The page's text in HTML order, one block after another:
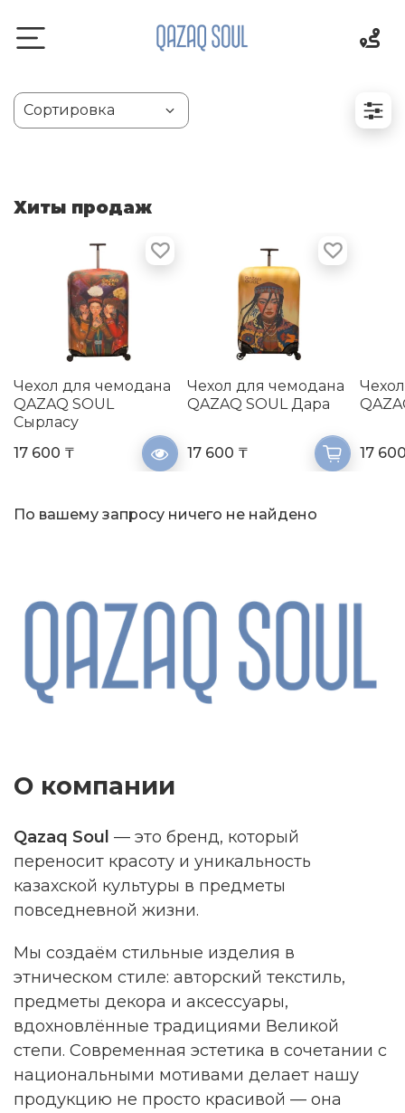
Хиты продаж
Чехол для чемодана
QAZAQ SOUL
Сырласу
17 600 ₸
Чехол для чемодана
QAZAQ SOUL Дара
17 600 ₸ 17
По вашему запросу ничего не найдено
О компании
Qazaq Soul — это бренд, который
переносит красоту и уникальность
казахской культуры в предметы
повседневной жизни.
Мы создаём стильные изделия в
этническом стиле: авторский текстиль,
предметы декора и аксессуары,
вдохновлённые традициями Великой
степи. Современная эстетика в сочетании с
национальными мотивами делает нашу
продукцию не просто красивой — она